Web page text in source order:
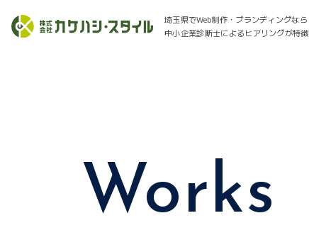
埼玉県でWeb制作・ブランディングなら
中小企業診断士によるヒアリングが特徴
Works